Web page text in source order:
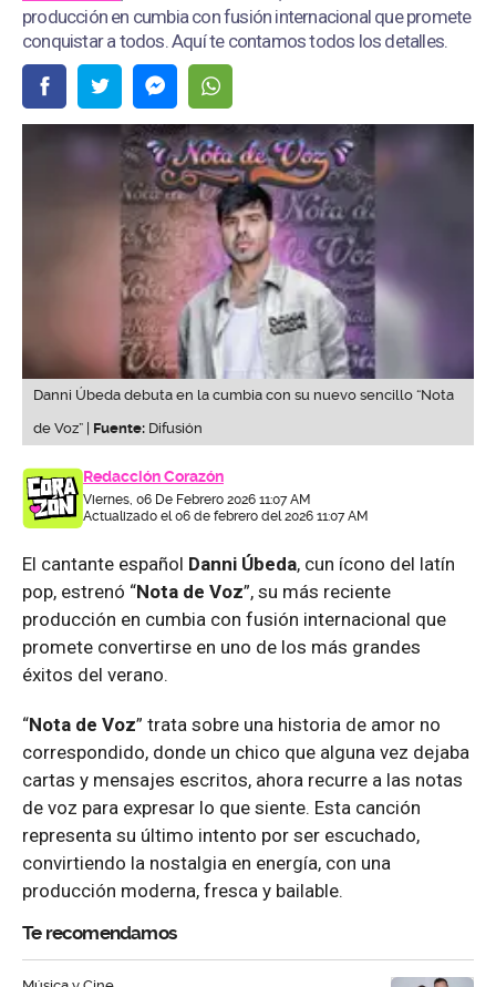
producción en cumbia con fusión internacional que promete
conquistar a todos. Aquí te contamos todos los detalles.
Danni Úbeda debuta en la cumbia con su nuevo sencillo “Nota
de Voz” | Fuente: Difusión
Redacción Corazón
Viernes, 06 De Febrero 2026 11:07 AM
Actualizado el 06 de febrero del 2026 11:07 AM
El cantante español Danni Úbeda, cun ícono del latín
pop, estrenó “Nota de Voz”, su más reciente
producción en cumbia con fusión internacional que
promete convertirse en uno de los más grandes
éxitos del verano.
“Nota de Voz” trata sobre una historia de amor no
correspondido, donde un chico que alguna vez dejaba
cartas y mensajes escritos, ahora recurre a las notas
de voz para expresar lo que siente. Esta canción
representa su último intento por ser escuchado,
convirtiendo la nostalgia en energía, con una
producción moderna, fresca y bailable.
Te recomendamos